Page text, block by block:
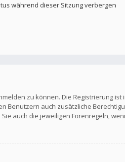
während dieser Sitzung verbergen
zu können. Die Registrierung
Benutzern auch zusätzliche
auch die jeweiligen Forenregeln,